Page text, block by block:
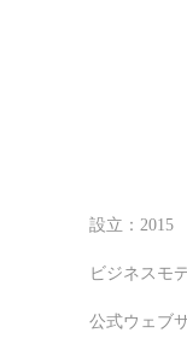
設立：2015
ビジネスモ
公式ウェブ